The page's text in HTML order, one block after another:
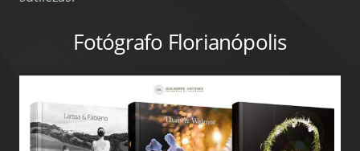
Fotógrafo Florianópolis